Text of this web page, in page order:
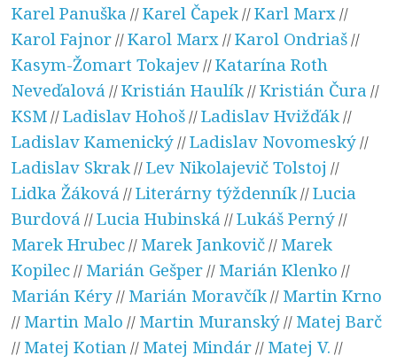
Karel Panuška //Karel Čapek//Karl Marx //
Karol Fajnor//Karol Marx //Karol Ondriaš//
Kasym-Žomart Tokajev//Katarína Roth
Neveďalová //Kristián Haulík//Kristián Čura //
KSM//Ladislav Hohoš//Ladislav Hvižďák//
Ladislav Kamenický//Ladislav Novomeský//
Ladislav Skrak//Lev Nikolajevič Tolstoj //
Lidka Žáková //Literárny týždenník//Lucia
Burdová //Lucia Hubinská //Lukáš Perný//
Marek Hrubec// Marek Jankovič// Marek
Kopilec// Marián Gešper// Marián Klenko //
Marián Kéry// Marián Moravčík// Martin Krno
// Martin Malo // Martin Muranský// Matej Barč
// Matej Kotian // Matej Mindár// Matej V. //